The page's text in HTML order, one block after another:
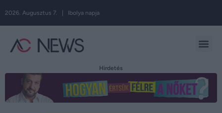
2026. Augusztus 7. | Ibolya napja
Hirdetés